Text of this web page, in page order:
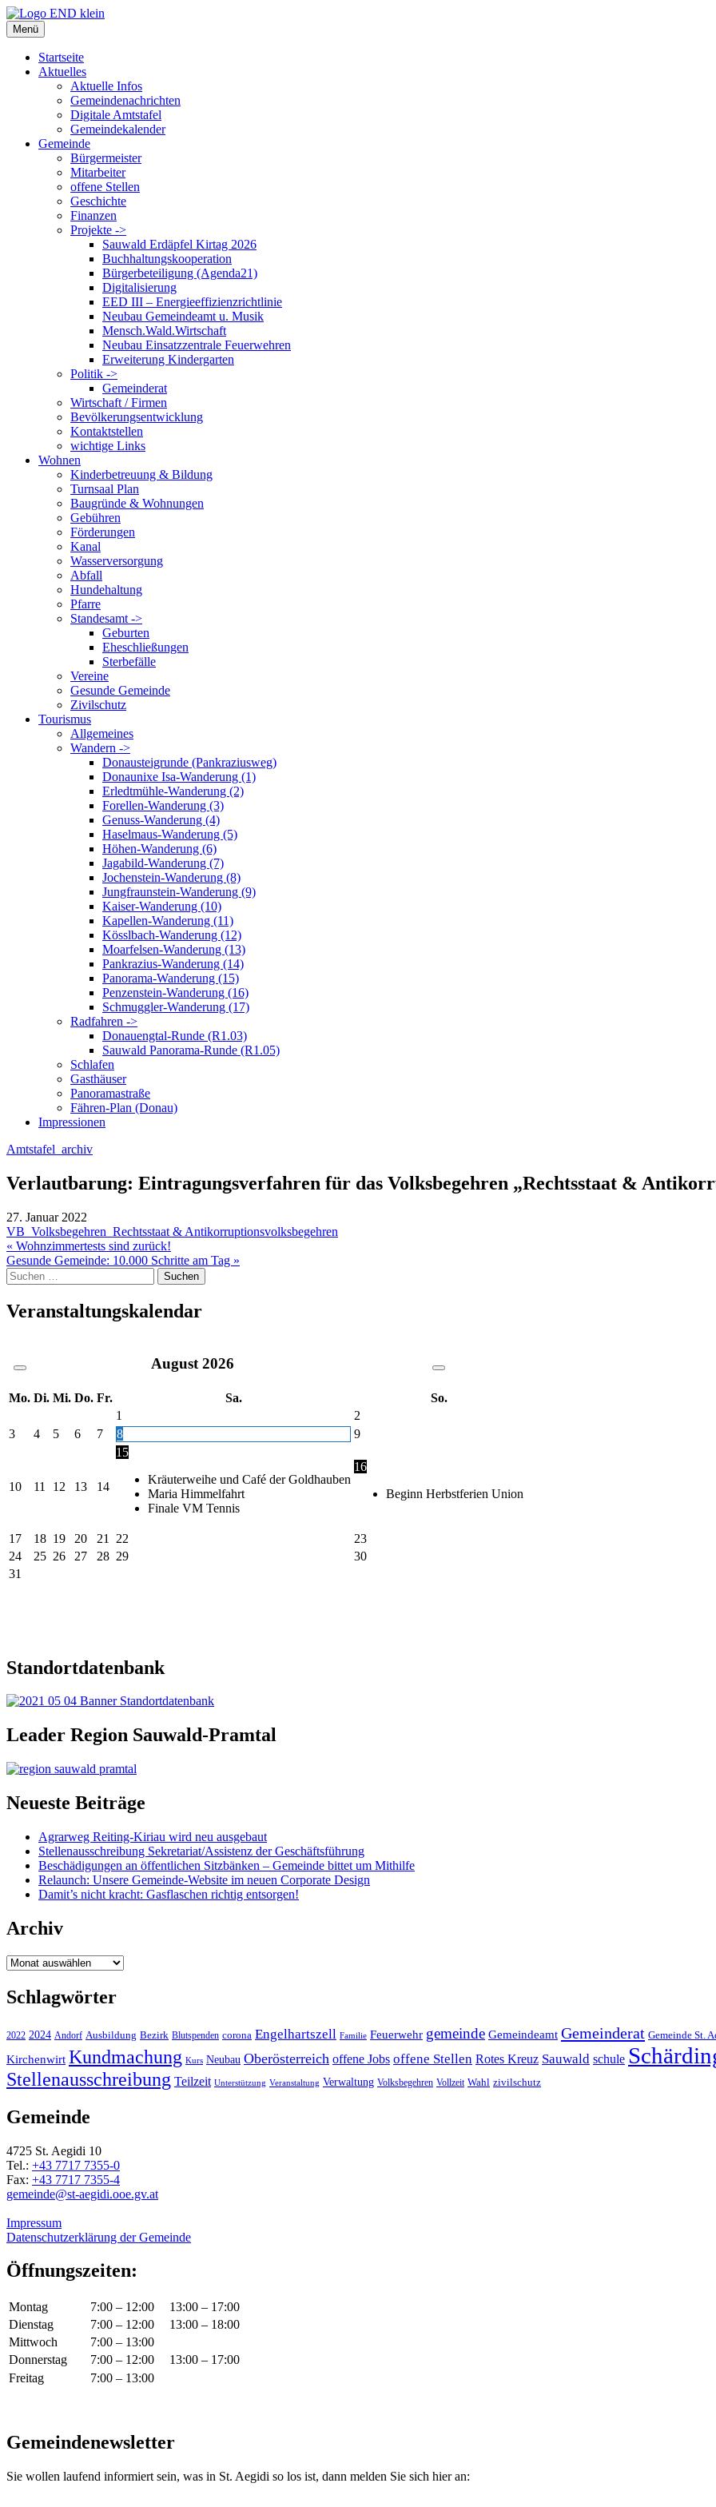
Zum
Inhalt
springen
Menü
Startseite
Aktuelles
Aktuelle Infos
Gemeindenachrichten
Digitale Amtstafel
Gemeindekalender
Gemeinde
Bürgermeister
Mitarbeiter
offene Stellen
Geschichte
Finanzen
Projekte ->
Sauwald Erdäpfel Kirtag 2026
Buchhaltungskooperation
Bürgerbeteiligung (Agenda21)
Digitalisierung
EED III – Energieeffizienzrichtlinie
Neubau Gemeindeamt u. Musik
Mensch.Wald.Wirtschaft
Neubau Einsatzzentrale Feuerwehren
Erweiterung Kindergarten
Politik ->
Gemeinderat
Wirtschaft / Firmen
Bevölkerungsentwicklung
Kontaktstellen
wichtige Links
Wohnen
Kinderbetreuung & Bildung
Turnsaal Plan
Baugründe & Wohnungen
Gebühren
Förderungen
Kanal
Wasserversorgung
Abfall
Hundehaltung
Pfarre
Standesamt ->
Geburten
Eheschließungen
Sterbefälle
Vereine
Gesunde Gemeinde
Zivilschutz
Tourismus
Allgemeines
Wandern ->
Donausteigrunde (Pankraziusweg)
Donaunixe Isa-Wanderung (1)
Erledtmühle-Wanderung (2)
Forellen-Wanderung (3)
Genuss-Wanderung (4)
Haselmaus-Wanderung (5)
Höhen-Wanderung (6)
Jagabild-Wanderung (7)
Jochenstein-Wanderung (8)
Jungfraunstein-Wanderung (9)
Kaiser-Wanderung (10)
Kapellen-Wanderung (11)
Kösslbach-Wanderung (12)
Moarfelsen-Wanderung (13)
Pankrazius-Wanderung (14)
Panorama-Wanderung (15)
Penzenstein-Wanderung (16)
Schmuggler-Wanderung (17)
Radfahren ->
Donauengtal-Runde (R1.03)
Sauwald Panorama-Runde (R1.05)
Schlafen
Gasthäuser
Panoramastraße
Fähren-Plan (Donau)
Impressionen
Amtstafel_archiv
Verlautbarung: Eintragungsverfahren für das Volksbegehren „Rechtsstaat &
27. Januar 2022
VB_Volksbegehren_Rechtsstaat & Antikorruptionsvolksbegehren
Beitragsnavigation
« Wohnzimmertests sind zurück!
Gesunde Gemeinde: 10.000 Schritte am Tag »
Suche
nach:
Veranstaltungskalendar
August 2026
Mo. Di. Mi. Do. Fr. Sa.
So.
1
2
3
4 5 6 7 8 9
10 11 12 13 14
15
Kräuterweihe und Café der Goldhauben
Maria Himmelfahrt
Finale VM Tennis
16
Beginn Herbstferien Union
17 18 19 20 21 22
23
24
25 26 27 28 29
30
31
Standortdatenbank
Leader Region Sauwald-Pramtal
Neueste Beiträge
Agrarweg Reiting-Kiriau wird neu ausgebaut
Stellenausschreibung Sekretariat/Assistenz der Geschäftsführung
Beschädigungen an öffentlichen Sitzbänken – Gemeinde bittet um Mithilfe
Relaunch: Unsere Gemeinde-Website im neuen Corporate Design
Damit’s nicht kracht: Gasflaschen richtig entsorgen!
Archiv
Archiv
Schlagwörter
2022 2024 Andorf Ausbildung Bezirk Blutspenden corona Engelhartszell Familie Feuerwehr gemeinde Gemeindeamt Gemeinderat Gemeinde St.
Kirchenwirt Kundmachung Kurs Neubau Oberösterreich offene Jobs offene Stellen Rotes Kreuz Sauwald schule
Stellenausschreibung Teilzeit Unterstützung Veranstaltung Verwaltung Volksbegehren Vollzeit Wahl zivilschutz
Gemeinde
4725 St. Aegidi 10
Tel.: +43 7717 7355-0
Fax: +43 7717 7355-4
gemeinde@st-aegidi.ooe.gv.at
Impressum
Datenschutzerklärung der Gemeinde
Öffnungszeiten:
Montag 7:00 – 12:00
13:00 – 17:00
Dienstag
7:00 – 12:00
13:00 – 18:00
Mittwoch
7:00 – 13:00
Donnerstag
7:00 – 12:00
13:00 – 17:00
Freitag
7:00 – 13:00
Gemeindenewsletter
Sie wollen laufend informiert sein, was in St. Aegidi so los ist, dann melden Sie sich hier an: